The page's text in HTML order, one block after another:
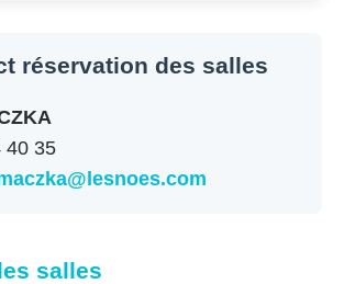
réservation des salles
40 35
salles